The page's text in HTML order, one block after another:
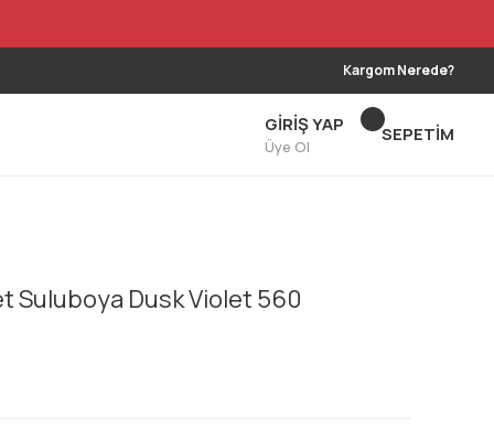
Kargom Nerede?
GİRİŞ YAP
Üye Ol
SEPETİM
Suluboya Dusk Violet 560